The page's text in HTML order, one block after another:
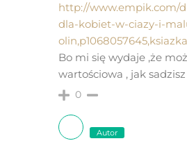
http://www.empik.com/
dla-kobiet-w-ciazy-i-
Bo mi się wydaje ,że
wartościowa , jak sadzisz
0
Autor